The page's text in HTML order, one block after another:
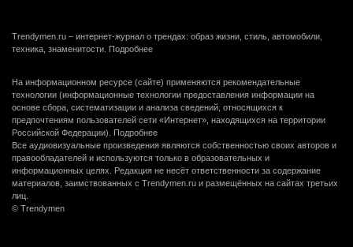
Trendymen.ru – интернет-журнал о трендах: образ жизни, стиль, автомобили,
техника, знаменитости. Подробнее
На информационном ресурсе (сайте) применяются рекомендательные
технологии (информационные технологии предоставления информации на
основе сбора, систематизации и анализа сведений, относящихся к
предпочтениям пользователей сети «Интернет», находящихся на территории
Российской Федерации). Подробнее
Все аудиовизуальные произведения являются собственностью своих авторов и
правообладателей и используются только в образовательных и
информационных целях. Редакция не несёт ответственности за содержание
материалов, заимствованных с Trendymen.ru и размещённых на сайтах третьих
лиц.
© Trendymen